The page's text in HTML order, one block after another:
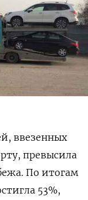
ввезенных
превысила
По итогам
53%,